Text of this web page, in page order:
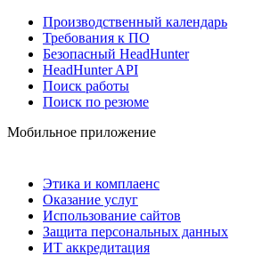
Производственный календарь
Требования к ПО
Безопасный HeadHunter
HeadHunter API
Поиск работы
Поиск по резюме
Мобильное приложение
Этика и комплаенс
Оказание услуг
Использование сайтов
Защита персональных данных
ИТ аккредитация